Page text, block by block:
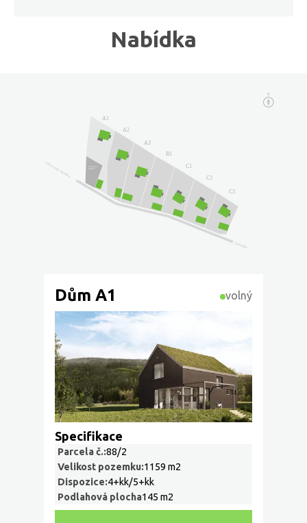
Nabídka
Dům A1 volný
Specifikace
Parcela č.:88/2
Velikost pozemku:1159 m2
Dispozice:4+kk/5+kk
Podlahová plocha145 m2
A1
A2
A3
B1
C1
C2
C3
řeka a vlak. zastávka
Samopše
kořenová
čístička
s